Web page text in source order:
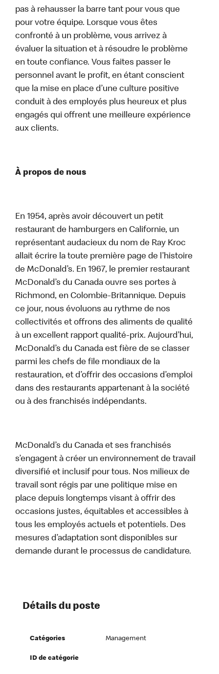
pas à rehausser la barre tant pour vous que
pour votre équipe. Lorsque vous êtes
confronté à un problème, vous arrivez à
évaluer la situation et à résoudre le problème
en toute confiance. Vous faites passer le
personnel avant le profit, en étant conscient
que la mise en place d’une culture positive
conduit à des employés plus heureux et plus
engagés qui offrent une meilleure expérience
aux clients.
À propos de nous
En 1954, après avoir découvert un petit
restaurant de hamburgers en Californie, un
représentant audacieux du nom de Ray Kroc
allait écrire la toute première page de l’histoire
de McDonald’s. En 1967, le premier restaurant
McDonald’s du Canada ouvre ses portes à
Richmond, en Colombie-Britannique. Depuis
ce jour, nous évoluons au rythme de nos
collectivités et offrons des aliments de qualité
à un excellent rapport qualité-prix. Aujourd’hui,
McDonald’s du Canada est fière de se classer
parmi les chefs de file mondiaux de la
restauration, et d’offrir des occasions d’emploi
dans des restaurants appartenant à la société
ou à des franchisés indépendants.
McDonald’s du Canada et ses franchisés
s’engagent à créer un environnement de travail
diversifié et inclusif pour tous. Nos milieux de
travail sont régis par une politique mise en
place depuis longtemps visant à offrir des
occasions justes, équitables et accessibles à
tous les employés actuels et potentiels. Des
mesures d’adaptation sont disponibles sur
demande durant le processus de candidature.
Détails du poste
Catégories Management
ID de catégorie